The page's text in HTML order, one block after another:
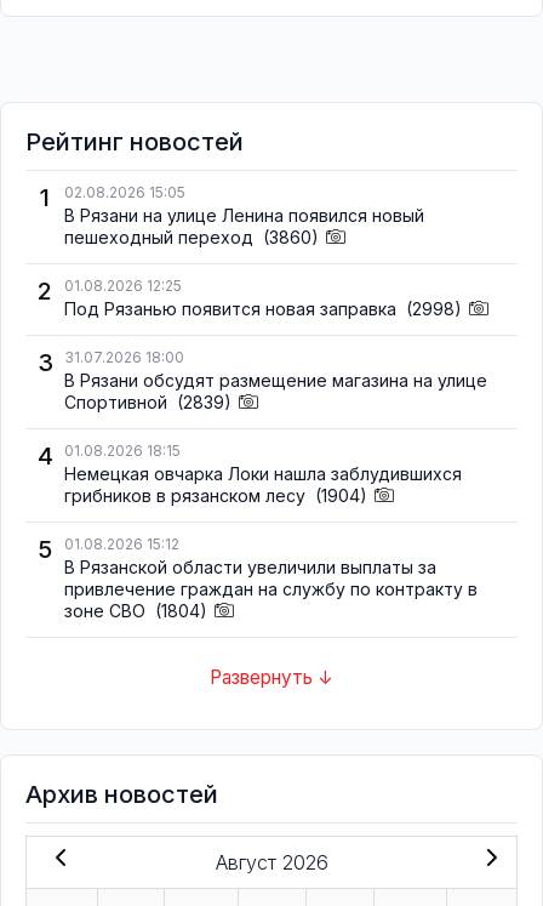
Рейтинг новостей
1
02.08.2026 15:05
В Рязани на улице Ленина появился новый
пешеходный переход (3860)
2 01.08.2026 12:25
Под Рязанью появится новая заправка (2998)
3 31.07.2026 18:00
В Рязани обсудят размещение магазина на улице
Спортивной (2839)
4 01.08.2026 18:15
Немецкая овчарка Локи нашла заблудившихся
грибников в рязанском лесу (1904)
5 01.08.2026 15:12
В Рязанской области увеличили выплаты за
привлечение граждан на службу по контракту в
зоне СВО (1804)
Развернуть ↓
Архив новостей
Август 2026